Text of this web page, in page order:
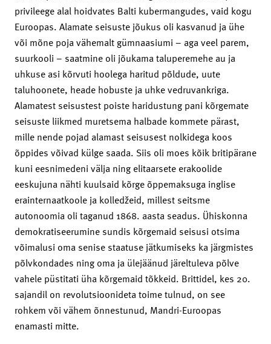
privileege alal hoidvates Balti kubermangudes, vaid kogu
Euroopas. Alamate seisuste jõukus oli kasvanud ja ühe
või mõne poja vähemalt gümnaasiumi – aga veel parem,
suurkooli – saatmine oli jõukama taluperemehe au ja
uhkuse asi kõrvuti hoolega haritud põldude, uute
taluhoonete, heade hobuste ja uhke vedruvankriga.
Alamatest seisustest poiste haridustung pani kõrgemate
seisuste liikmed muretsema halbade kommete pärast,
mille nende pojad alamast seisusest nolkidega koos
õppides võivad külge saada. Siis oli moes kõik britipärane
kuni eesnimedeni välja ning elitaarsete erakoolide
eeskujuna nähti kuulsaid kõrge õppemaksuga inglise
erainternaatkoole ja kolledžeid, millest seitsme
autonoomia oli taganud 1868. aasta seadus. Ühiskonna
demokratiseerumine sundis kõrgemaid seisusi otsima
võimalusi oma senise staatuse jätkumiseks ka järgmistes
põlvkondades ning oma ja ülejäänud järeltuleva põlve
vahele püstitati üha kõrgemaid tõkkeid. Brittidel, kes 20.
sajandil on revolutsioonideta toime tulnud, on see
rohkem või vähem õnnestunud, Mandri-Euroopas
enamasti mitte.